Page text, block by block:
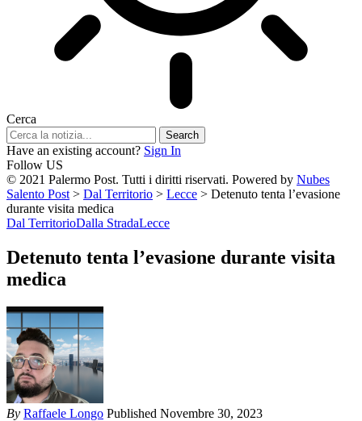
Cerca
Have an existing account? Sign In
Follow US
© 2021 Palermo Post. Tutti i diritti riservati. Powered by Nubes
Salento Post > Dal Territorio > Lecce > Detenuto tenta l’evasione
durante visita medica
Dal TerritorioDalla StradaLecce
Detenuto tenta l’evasione durante visita
medica
By Raffaele Longo Published Novembre 30, 2023